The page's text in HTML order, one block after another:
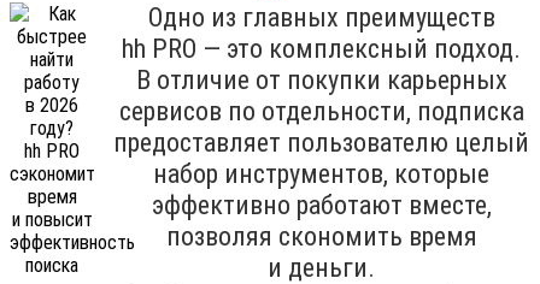
Одно из главных преимуществ
hh PRO — это комплексный подход.
В отличие от покупки карьерных
сервисов по отдельности, подписка
предоставляет пользователю целый
набор инструментов, которые
эффективно работают вместе,
позволяя скономить время
и деньги.